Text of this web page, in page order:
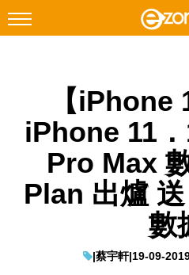
Facebook Instagram
科技焦點
網絡生活
遊戲動漫
【iPhone
iPhone 11
Pro Max
Plan 出爐
數
|蔡宇軒|19-09-